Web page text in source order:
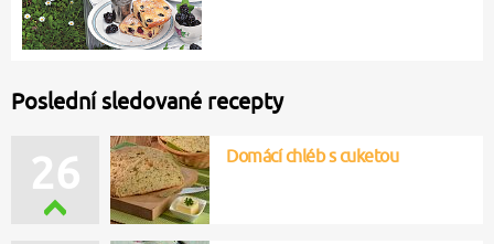
Poslední sledované recepty
26 Domácí chléb s cuketou